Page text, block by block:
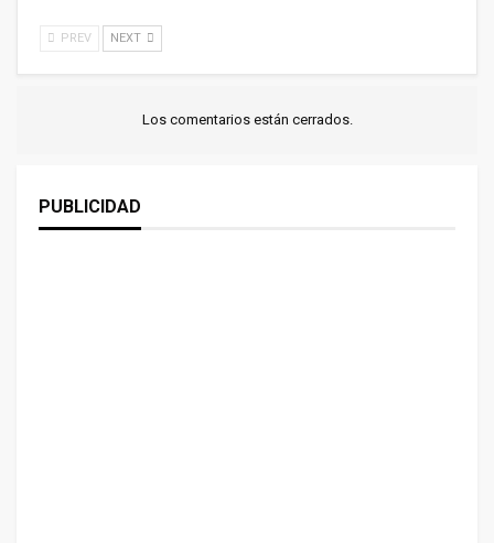
PREV NEXT
Los comentarios están cerrados.
PUBLICIDAD